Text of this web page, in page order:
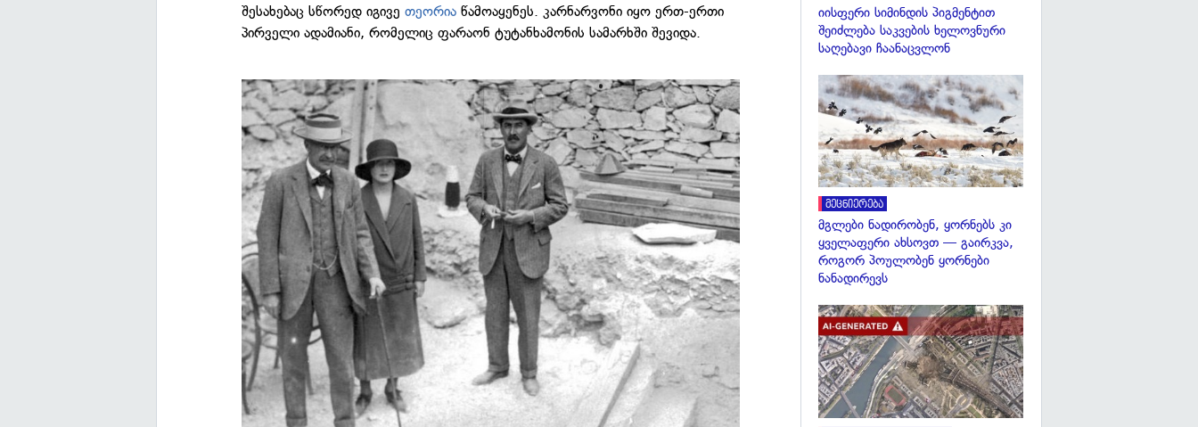
შესახებაც სწორედ იგივეთეორია წამოაყენეს. კარნარვონი იყო ერთ-ერთი
პირველი ადამიანი, რომელიც ფარაონ ტუტანხამონის სამარხში შევიდა.
იისფერი სიმინდის პიგმენტით
შეიძლება საკვების ხელოვნური
საღებავი ჩაანაცვლონ
მეცნიერება
მგლები ნადირობენ, ყორნებს კი
ყველაფერი ახსოვთ — გაირკვა,
როგორ პოულობენ ყორნები
ნანადირევს